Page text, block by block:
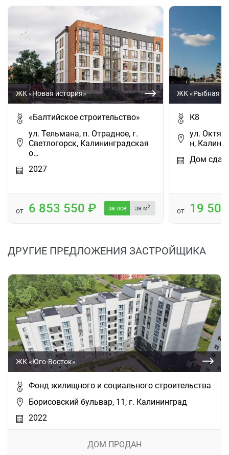
ЖК «Новая история»
«Балтийское строительство»
ул. Тельмана, п. Отрадное, г.
Светлогорск, Калининградская
о…
2027
от 6 853 550 за все за м2
ЖК «Рыбная
К8
ул.
н,
Дом сдан
от 19
ДРУГИЕ ПРЕДЛОЖЕНИЯ ЗАСТРОЙЩИКА
ЖК «Юго-Восток»
Фонд жилищного и социального строительства
Борисовский бульвар, 11, г. Калининград
2022
ДОМ ПРОДАН